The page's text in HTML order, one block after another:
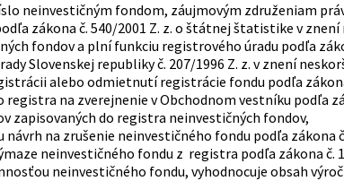
neinvestičným fondom, záujmovým združeniam
zákona č. 540/2001 Z. z. o štátnej štatistike v znení
fondov a plní funkciu registrového úradu podľa
Slovenskej republiky č. 207/1996 Z. z. v znení
alebo odmietnutí registrácie fondu podľa
registra na zverejnenie v Obchodnom vestníku podľa
zapisovaných do registra neinvestičných fondov,
návrh na zrušenie neinvestičného fondu podľa zákona
neinvestičného fondu z registra podľa zákona č.
neinvestičného fondu, vyhodnocuje obsah